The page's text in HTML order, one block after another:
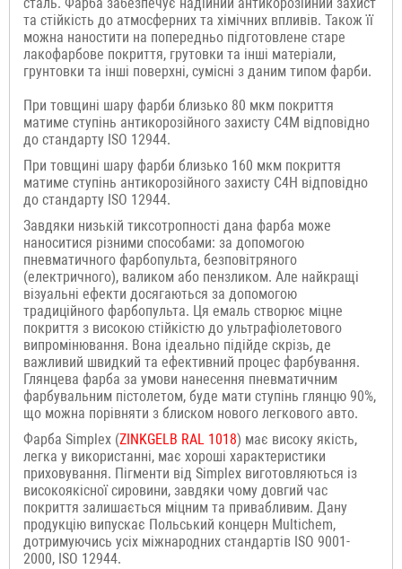
сталь. Фарба забезпечує надійний антикорозійний захист
та стійкість до атмосферних та хімічних впливів. Також її
можна наностити на попередньо підготовлене старе
лакофарбове покриття, грутовки та інші матеріали,
грунтовки та інші поверхні, сумісні з даним типом фарби.
При товщині шару фарби близько 80 мкм покриття
матиме ступінь антикорозійного захисту C4M відповідно
до стандарту ISO 12944.
При товщині шару фарби близько 160 мкм покриття
матиме ступінь антикорозійного захисту C4H відповідно
до стандарту ISO 12944.
Завдяки низькій тиксотропності дана фарба може
наноситися різними способами: за допомогою
пневматичного фарбопульта, безповітряного
(електричного), валиком або пензликом. Але найкращі
візуальні ефекти досягаються за допомогою
традиційного фарбопульта. Ця емаль створює міцне
покриття з високою стійкістю до ультрафіолетового
випромінювання. Вона ідеально підійде скрізь, де
важливий швидкий та ефективний процес фарбування.
Глянцева фарба за умови нанесення пневматичним
фарбувальним пістолетом, буде мати ступінь глянцю 90%,
що можна порівняти з блиском нового легкового авто.
Фарба Simplex (ZINKGELB RAL 1018) має високу якість,
легка у використанні, має хороші характеристики
приховування. Пігменти від Simplex виготовляються із
високоякісної сировини, завдяки чому довгий час
покриття залишається міцним та привабливим. Дану
продукцію випускає Польський концерн Multichem,
дотримуючись усіх міжнародних стандартів ISO 9001-
2000, ISO 12944.